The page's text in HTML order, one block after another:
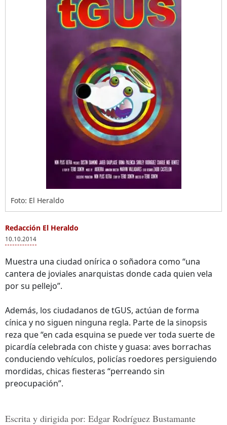
Foto: El Heraldo
Redacción El Heraldo
10.10.2014
Muestra una ciudad onírica o soñadora como “una
cantera de joviales anarquistas donde cada quien vela
por su pellejo”.
Además, los ciudadanos de tGUS, actúan de forma
cínica y no siguen ninguna regla. Parte de la sinopsis
reza que “en cada esquina se puede ver toda suerte de
picardía celebrada con chiste y guasa: aves borrachas
conduciendo vehículos, policías roedores persiguiendo
mordidas, chicas fiesteras “perreando sin
preocupación”.
Escrita y dirigida por: Edgar Rodríguez Bustamante